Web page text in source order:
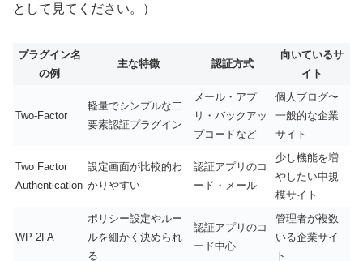
として見てください。）
プラグイン名
の例
主な特徴 認証方式
向いているサ
イト
Two-Factor
軽量でシンプルな二
要素認証プラグイン
メール・アプ
リ・バックアッ
プコードなど
個人ブログ〜
一般的な企業
サイト
Two Factor
Authentication
設定画面が比較的わ
かりやすい
認証アプリのコ
ード・メール
少し機能を増
やしたい中規
模サイト
WP 2FA
ポリシー設定やルー
ルを細かく決められ
る
認証アプリのコ
ード中心
管理者が複数
いる企業サイ
ト